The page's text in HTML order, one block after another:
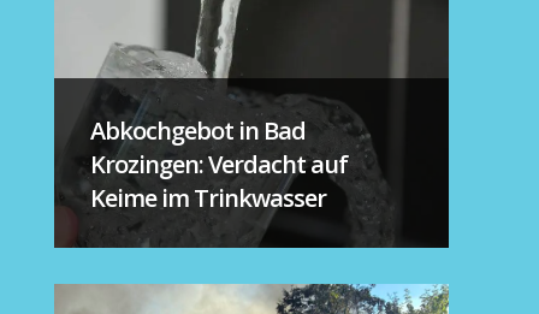
Abkochgebot in Bad
Krozingen: Verdacht auf
Keime im Trinkwasser